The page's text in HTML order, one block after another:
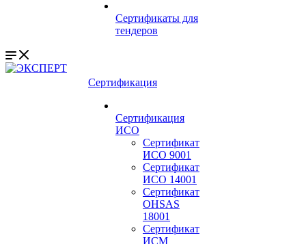
Сертификаты для
тендеров
Сертификация
Сертификация
ИСО
Сертификат
ИСО 9001
Сертификат
ИСО 14001
Сертификат
OHSAS
18001
Сертификат
ИСМ